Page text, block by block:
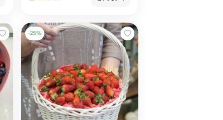
-25%